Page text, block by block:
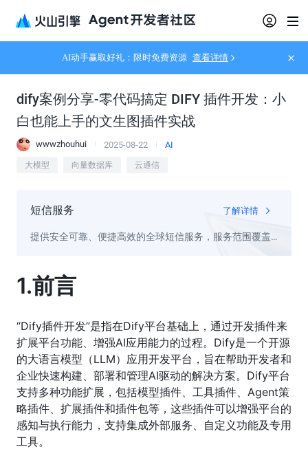
AI动手赢取好礼：限时免费资源 查看详情
dify案例分享-零代码搞定 DIFY 插件开发：小
白也能上手的文生图插件实战
wwwzhouhui 2025-08-22 AI
大模型 向量数据库 云通信
短信服务 了解详情
提供安全可靠、便捷高效的全球短信服务，服务范围覆盖
1.前言
“Dify插件开发”是指在Dify平台基础上，通过开发插件来
扩展平台功能、增强AI应用能力的过程。Dify是一个开源
的大语言模型（LLM）应用开发平台，旨在帮助开发者和
企业快速构建、部署和管理AI驱动的解决方案。Dify平台
支持多种功能扩展，包括模型插件、工具插件、Agent策
略插件、扩展插件和插件包等，这些插件可以增强平台的
感知与执行能力，支持集成外部服务、自定义功能及专用
工具。